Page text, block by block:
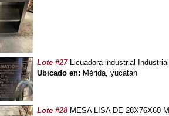
Lote #27Licuadora industrial
Ubicado en: Mérida, yucatán
Lote #28MESA LISA DE 28X76X60